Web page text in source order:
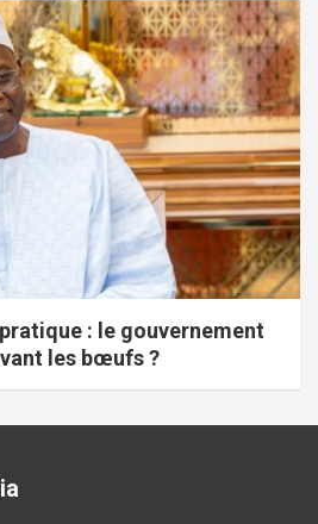
: le gouvernement
les bœufs ?